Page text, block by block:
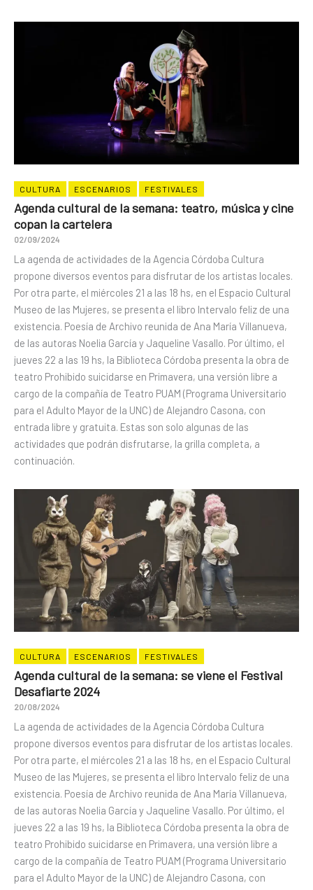
CULTURA ESCENARIOS FESTIVALES
Agenda cultural de la semana: teatro, música y cine
copan la cartelera
02/09/2024
La agenda de actividades de la Agencia Córdoba Cultura
propone diversos eventos para disfrutar de los artistas locales.
Por otra parte, el miércoles 21 a las 18 hs, en el Espacio Cultural
Museo de las Mujeres, se presenta el libro Intervalo feliz de una
existencia. Poesía de Archivo reunida de Ana María Villanueva,
de las autoras Noelia García y Jaqueline Vasallo. Por último, el
jueves 22 a las 19 hs, la Biblioteca Córdoba presenta la obra de
teatro Prohibido suicidarse en Primavera, una versión libre a
cargo de la compañía de Teatro PUAM (Programa Universitario
para el Adulto Mayor de la UNC) de Alejandro Casona, con
entrada libre y gratuita. Estas son solo algunas de las
actividades que podrán disfrutarse, la grilla completa, a
continuación.
CULTURA ESCENARIOS FESTIVALES
Agenda cultural de la semana: se viene el Festival
Desafiarte 2024
20/08/2024
La agenda de actividades de la Agencia Córdoba Cultura
propone diversos eventos para disfrutar de los artistas locales.
Por otra parte, el miércoles 21 a las 18 hs, en el Espacio Cultural
Museo de las Mujeres, se presenta el libro Intervalo feliz de una
existencia. Poesía de Archivo reunida de Ana María Villanueva,
de las autoras Noelia García y Jaqueline Vasallo. Por último, el
jueves 22 a las 19 hs, la Biblioteca Córdoba presenta la obra de
teatro Prohibido suicidarse en Primavera, una versión libre a
cargo de la compañía de Teatro PUAM (Programa Universitario
para el Adulto Mayor de la UNC) de Alejandro Casona, con